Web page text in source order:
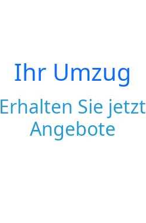
Ihr Umzug
Erhalten Sie jetzt
Angebote